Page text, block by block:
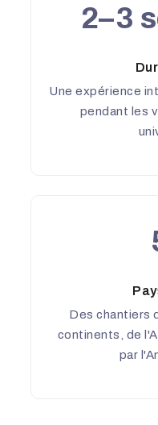
2–3
Une expérience
pendant les
Des chantiers
continents, de
par